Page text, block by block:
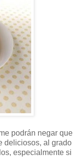
podrán negar que
deliciosos, al grado
especialmente si